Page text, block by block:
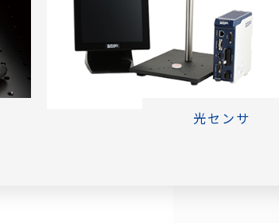
光センサ